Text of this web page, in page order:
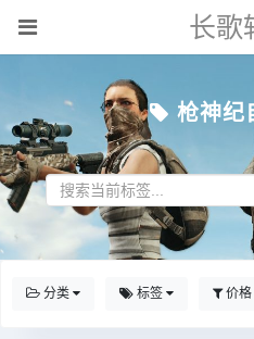
长歌
枪神纪
分类 标签 价格